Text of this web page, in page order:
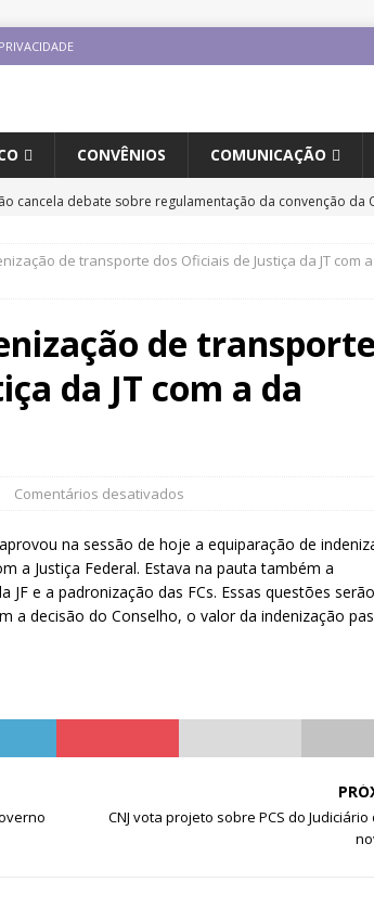
CONVÊNIOS COMUNICAÇÃO
cancela debate sobre regulamentação da convenção da
carreira: CNJ aprova proposta orçamentária para 2027
participará do 20º Encontro Nacional de Aposentados e
trabalhos
DESTAQUES
de transporte dos Oficiais de Justiça da JT com
de transporte
da JT com a da
Comentários desativados
na sessão de hoje a equiparação de
a Justiça Federal. Estava na pauta também a
e a padronização das FCs. Essas questões serão
a decisão do Conselho, o valor da indenização
CNJ vota projeto sobre PCS do Judiciário